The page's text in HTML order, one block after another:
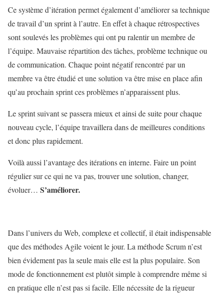
Ce système d’itération permet également d’améliorer sa technique
de travail d’un sprint à l’autre. En effet à chaque rétrospectives
sont soulevés les problèmes qui ont pu ralentir un membre de
l’équipe. Mauvaise répartition des tâches, problème technique ou
de communication. Chaque point négatif rencontré par un
membre va être étudié et une solution va être mise en place afin
qu’au prochain sprint ces problèmes n’apparaissent plus.
Le sprint suivant se passera mieux et ainsi de suite pour chaque
nouveau cycle, l’équipe travaillera dans de meilleures conditions
et donc plus rapidement.
Voilà aussi l’avantage des itérations en interne. Faire un point
régulier sur ce qui ne va pas, trouver une solution, changer,
évoluer… S’améliorer.
Dans l’univers du Web, complexe et collectif, il était indispensable
que des méthodes Agile voient le jour. La méthode Scrum n’est
bien évidement pas la seule mais elle est la plus populaire. Son
mode de fonctionnement est plutôt simple à comprendre même si
en pratique elle n’est pas si facile. Elle nécessite de la rigueur